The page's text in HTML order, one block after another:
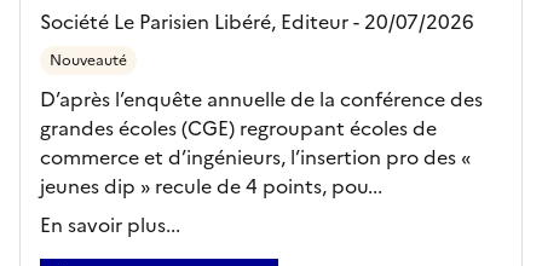
Société Le Parisien Libéré, Editeur- 20/07/2026
Nouveauté
D’après l’enquête annuelle de la conférence des
grandes écoles (CGE) regroupant écoles de
commerce et d’ingénieurs, l’insertion pro des «
jeunes dip » recule de 4 points, pou...
En savoir plus...